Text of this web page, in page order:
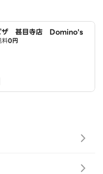
ザ 甚目寺店 Domino's
料0円